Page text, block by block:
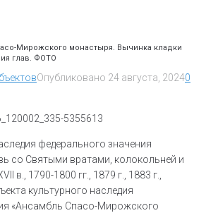
Мирожского монастыря. Вычинка кладки
глав. ФОТО
Опубликовано 24 августа, 20240
федерального значения
со Святыми вратами, колокольней и
в., 1790-1800 гг., 1879 г., 1883 г.,
культурного наследия
«Ансамбль Спасо-Мирожского